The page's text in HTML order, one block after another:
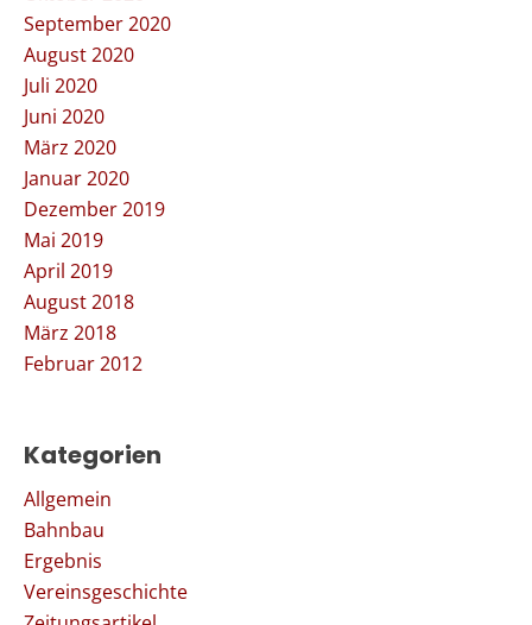
September 2020
August 2020
Juli 2020
Juni 2020
März 2020
Januar 2020
Dezember 2019
Mai 2019
April 2019
August 2018
März 2018
Februar 2012
Kategorien
Allgemein
Bahnbau
Ergebnis
Vereinsgeschichte